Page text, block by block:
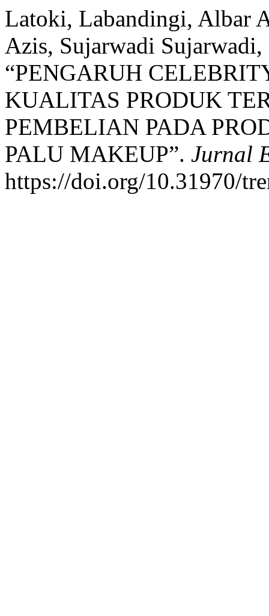
Latoki, Labandingi, Albar
Azis, Sujarwadi
“PENGARUH
KUALITAS PRODUK
PEMBELIAN PADA
PALU MAKEUP”. Jurnal
https://doi.org/10.31970/